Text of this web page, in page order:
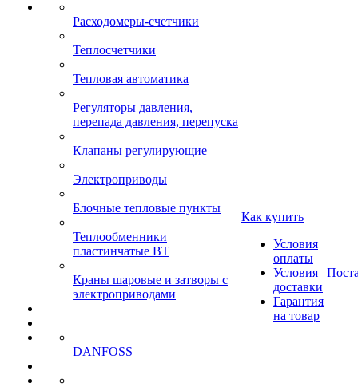
Расходомеры-счетчики
Теплосчетчики
Тепловая автоматика
Регуляторы давления,
перепада давления, перепуска
Клапаны регулирующие
Электроприводы
Блочные тепловые пункты
Теплообменники
пластинчатые ВТ
Краны шаровые и затворы с
электроприводами
DANFOSS
Как купить
Условия
оплаты
Условия
доставки
Гарантия
на товар